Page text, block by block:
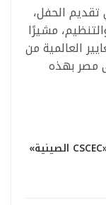
الحفل،
مشيرًا
العالمية من
مصر بهذه
شركة «AIG» تتعاون مع «CSCEC الصينية»